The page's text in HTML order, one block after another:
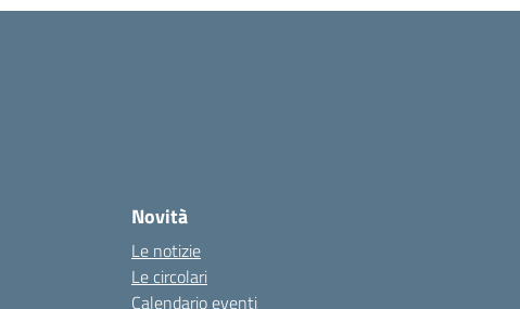
Novità
Le notizie
Le circolari
Calendario eventi